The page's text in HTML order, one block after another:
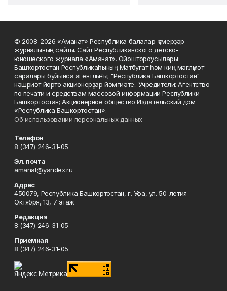
© 2008-2026 «Аманат» Республика балалар-үҫмерҙәр
журналының сайты. Сайт Республиканского детско-
юношеского журнала «Аманат». Ойоштороусылары:
Башҡортостан Республикаһының Матбуғат һәм киң мәғлүмәт
саралары буйынса агентлығы; "Республика Башкортостан"
нәшриәт йорто акционерҙар йәмғиәте.. Учредители: Агентство
по печати и средствам массовой информации Республики
Башкортостан; Акционерное общество Издательский дом
«Республика Башкортостан».
Об использовании персональных данных
Телефон
8 (347) 246-31-05
Эл. почта
amanat@yandex.ru
Адрес
450079, Республика Башкортостан, г. Уфа, ул. 50-летия
Октября, 13, 7 этаж
Редакция
8 (347) 246-31-05
Приемная
8 (347) 246-31-05